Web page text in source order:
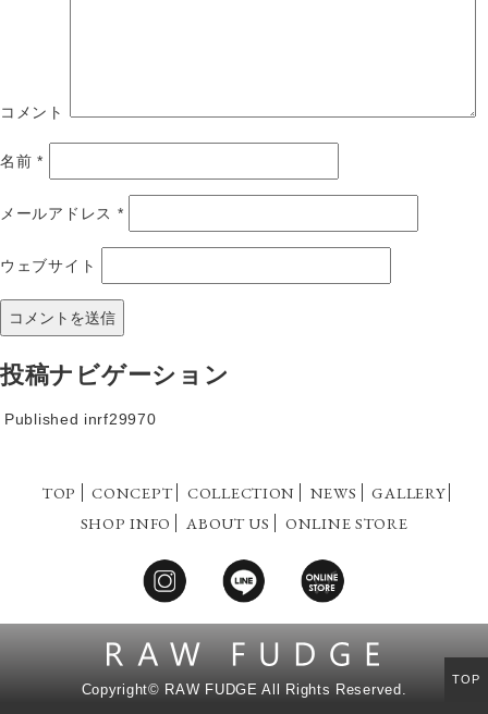
コメント
名前*
メールアドレス *
ウェブサイト
投稿ナビゲーション
Published inrf29970
TOP CONCEPT COLLECTION NEWS
GALLERY
SHOP INFO
ABOUT US ONLINE STORE
Copyright© RAW FUDGE All Rights Reserved.
TOP